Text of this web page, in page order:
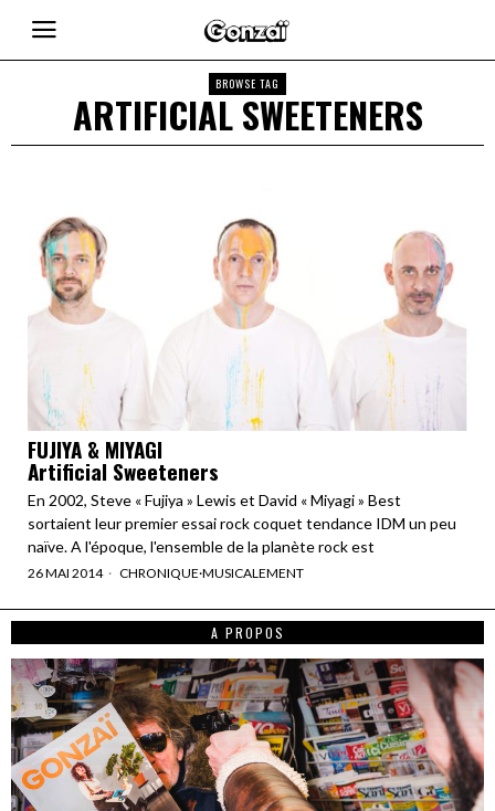
BROWSE TAG
ARTIFICIAL SWEETENERS
FUJIYA & MIYAGI
Artificial Sweeteners
En 2002, Steve « Fujiya » Lewis et David « Miyagi » Best
sortaient leur premier essai rock coquet tendance IDM un peu
naïve. A l'époque, l'ensemble de la planète rock est
26 MAI 2014 CHRONIQUE·MUSICALEMENT
A PROPOS